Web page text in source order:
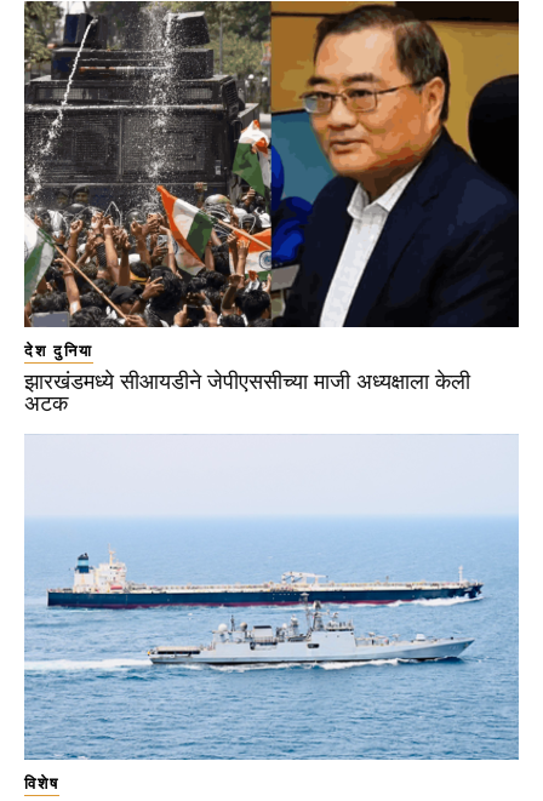
देश दुनिया
झारखंडमध्ये सीआयडीने जेपीएससीच्या माजी अध्यक्षाला केली
अटक
विशेष